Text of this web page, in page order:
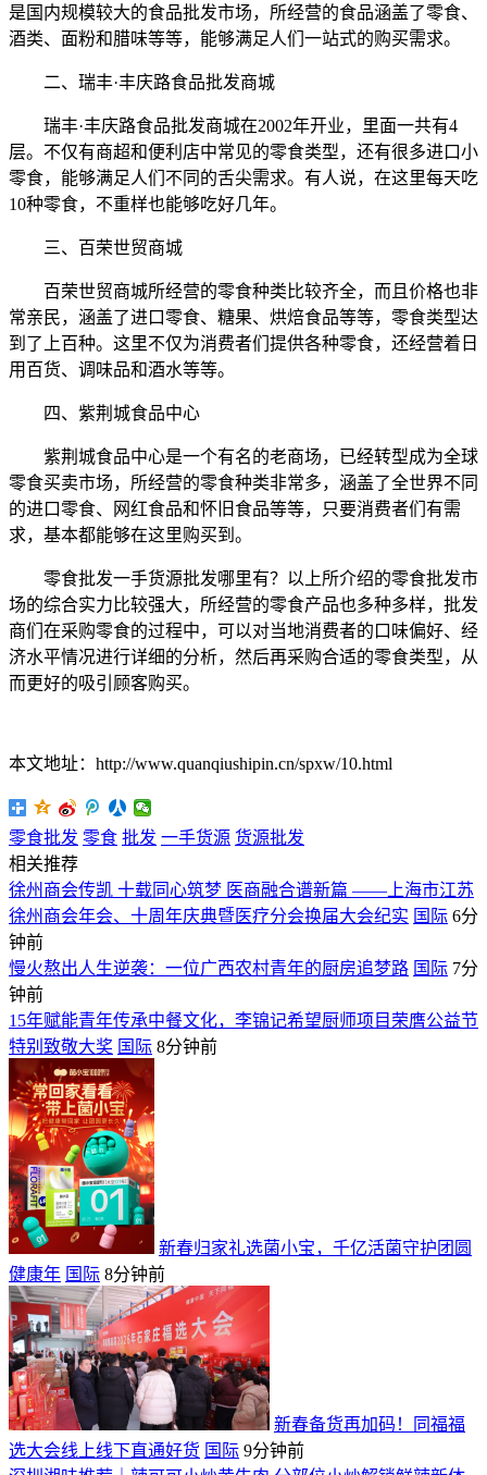
是国内规模较大的食品批发市场，所经营的食品涵盖了零食、
酒类、面粉和腊味等等，能够满足人们一站式的购买需求。
二、瑞丰·丰庆路食品批发商城
瑞丰·丰庆路食品批发商城在2002年开业，里面一共有4
层。不仅有商超和便利店中常见的零食类型，还有很多进口小
零食，能够满足人们不同的舌尖需求。有人说，在这里每天吃
10种零食，不重样也能够吃好几年。
三、百荣世贸商城
百荣世贸商城所经营的零食种类比较齐全，而且价格也非
常亲民，涵盖了进口零食、糖果、烘焙食品等等，零食类型达
到了上百种。这里不仅为消费者们提供各种零食，还经营着日
用百货、调味品和酒水等等。
四、紫荆城食品中心
紫荆城食品中心是一个有名的老商场，已经转型成为全球
零食买卖市场，所经营的零食种类非常多，涵盖了全世界不同
的进口零食、网红食品和怀旧食品等等，只要消费者们有需
求，基本都能够在这里购买到。
零食批发一手货源批发哪里有？以上所介绍的零食批发市
场的综合实力比较强大，所经营的零食产品也多种多样，批发
商们在采购零食的过程中，可以对当地消费者的口味偏好、经
济水平情况进行详细的分析，然后再采购合适的零食类型，从
而更好的吸引顾客购买。
本文地址：http://www.quanqiushipin.cn/spxw/10.html
零食批发 零食 批发 一手货源 货源批发
相关推荐
徐州商会传凯 十载同心筑梦 医商融合谱新篇 ——上海市江苏
徐州商会年会、十周年庆典暨医疗分会换届大会纪实 国际 6分
钟前
慢火熬出人生逆袭：一位广西农村青年的厨房追梦路 国际 7分
钟前
15年赋能青年传承中餐文化，李锦记希望厨师项目荣膺公益节
特别致敬大奖 国际 8分钟前
新春归家礼选菌小宝，千亿活菌守护团圆
健康年 国际 8分钟前
新春备货再加码！同福福
选大会线上线下直通好货 国际 9分钟前